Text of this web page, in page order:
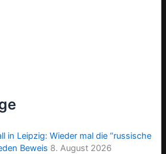
in Leipzig: Wieder mal die “russische
Beweis 8. August 2026